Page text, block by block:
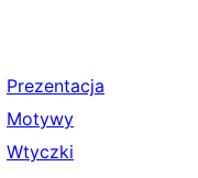
Prezentacja
Motywy
Wtyczki